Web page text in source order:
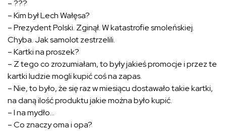
– ???
– Kim był Lech Wałęsa?
– Prezydent Polski. Zginął. W katastrofie smoleńskiej.
Chyba. Jak samolot zestrzelili.
– Kartki na proszek?
– Z tego co zrozumiałam, to były jakieś promocje i przez te
kartki ludzie mogli kupić coś na zapas.
– Nie, to było, że się raz w miesiącu dostawało takie kartki,
na daną ilość produktu jakie można było kupić.
– I na mydło…
– Co znaczy oma i opa?